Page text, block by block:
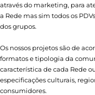
através do marketing, para
a Rede mas sim todos os
dos grupos.
Os nossos projetos são de
formatos e tipologia da
característica de cada Rede
especificações culturais,
consumidores.